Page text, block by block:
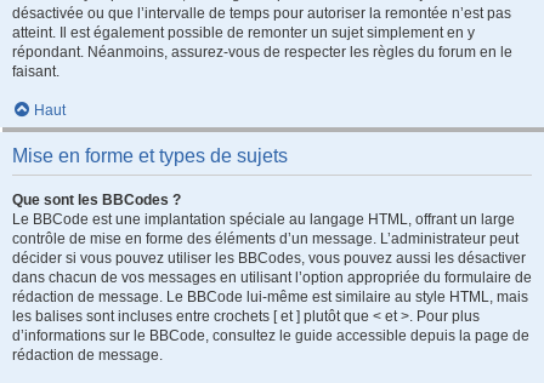
désactivée ou que l’intervalle de temps pour autoriser la remontée n’est pas
atteint. Il est également possible de remonter un sujet simplement en y
répondant. Néanmoins, assurez-vous de respecter les règles du forum en le
faisant.
Haut
Mise en forme et types de sujets
Que sont les BBCodes ?
Le BBCode est une implantation spéciale au langage HTML, offrant un large
contrôle de mise en forme des éléments d’un message. L’administrateur peut
décider si vous pouvez utiliser les BBCodes, vous pouvez aussi les désactiver
dans chacun de vos messages en utilisant l’option appropriée du formulaire de
rédaction de message. Le BBCode lui-même est similaire au style HTML, mais
les balises sont incluses entre crochets [ et ] plutôt que < et >. Pour plus
d’informations sur le BBCode, consultez le guide accessible depuis la page de
rédaction de message.